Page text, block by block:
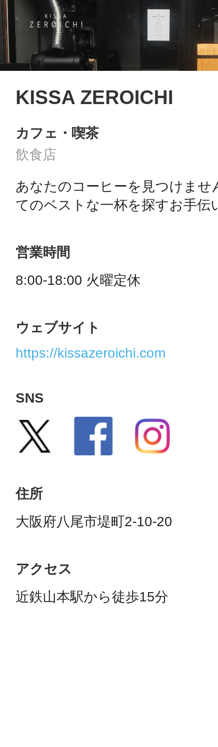
KISSA ZEROICHI
カフェ・喫茶
飲食店
あなたのコーヒーを見つけませ
てのベストな一杯を探すお手伝
営業時間
8:00-18:00 火曜定休
ウェブサイト
https://kissazeroichi.com
SNS
住所
大阪府八尾市堤町2-10-20
アクセス
近鉄山本駅から徒歩15分